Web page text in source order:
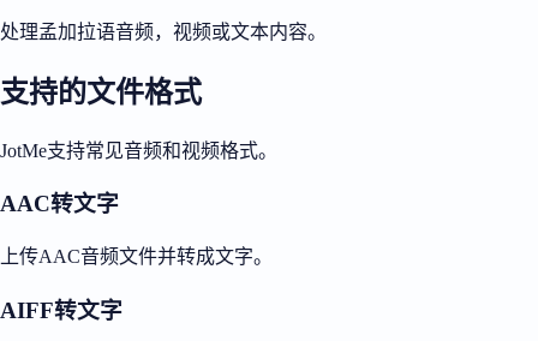
处理孟加拉语音频，视频或文本内容。
支持的文件格式
JotMe支持常见音频和视频格式。
AAC转文字
上传AAC音频文件并转成文字。
AIFF转文字